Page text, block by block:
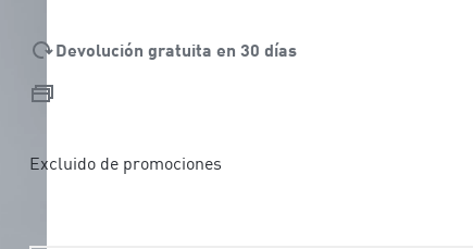
Devolución gratuita en 30 días
Excluido de promociones